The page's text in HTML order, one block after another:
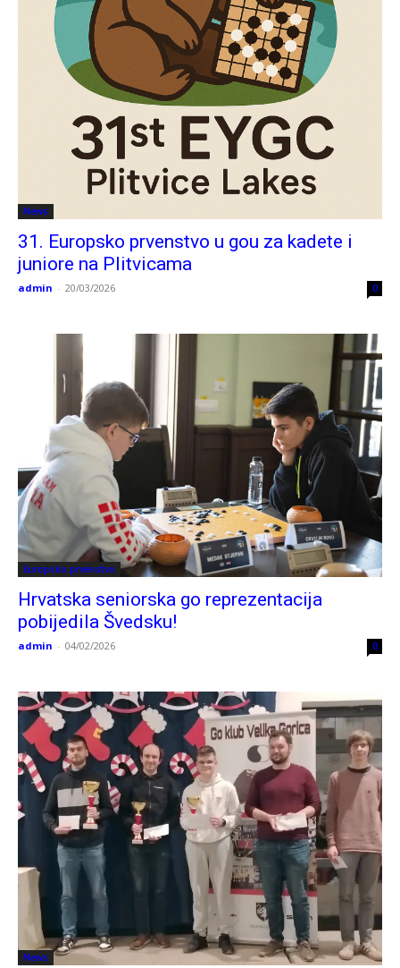
News
31. Europsko prvenstvo u gou za kadete i
juniore na Plitvicama
admin - 20/03/2026 0
Europsko prvenstvo
Hrvatska seniorska go reprezentacija
pobijedila Švedsku!
admin - 04/02/2026 0
News